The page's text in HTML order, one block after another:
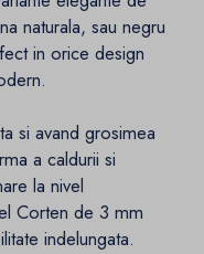
naturala, sau negru
in orice design
si avand grosimea
a caldurii si
la nivel
Corten de 3 mm
indelungata.